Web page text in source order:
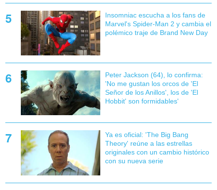
Insomniac escucha a los fans de
Marvel's Spider-Man 2 y cambia el
polémico traje de Brand New Day
Peter Jackson (64), lo confirma:
'No me gustan los orcos de 'El
Señor de los Anillos', los de 'El
Hobbit' son formidables'
Ya es oficial: 'The Big Bang
Theory' reúne a las estrellas
originales con un cambio histórico
con su nueva serie